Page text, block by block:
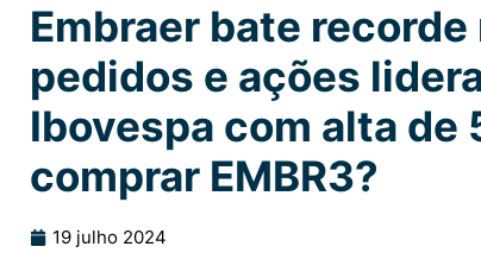
Embraer bate
pedidos e ações
Ibovespa com alta de
comprar EMBR3?
19 julho 2024